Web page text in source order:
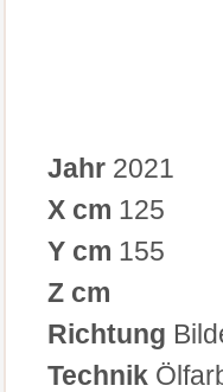
Jahr 2021
X cm 125
Y cm 155
Z cm
Richtung
Technik